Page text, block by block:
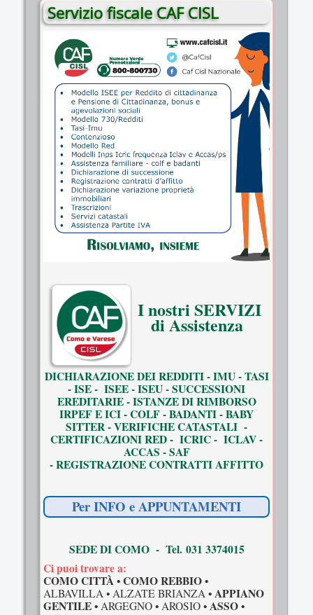
Servizio fiscale CAF CISL
I nostri SERVIZI
di Assistenza
DICHIARAZIONE DEI REDDITI - IMU - TASI
- ISE - ISEE - ISEU - SUCCESSIONI
EREDITARIE - ISTANZE DI RIMBORSO
IRPEF E ICI - COLF - BADANTI - BABY
SITTER - VERIFICHE CATASTALI -
CERTIFICAZIONI RED - ICRIC - ICLAV -
ACCAS - SAF
- REGISTRAZIONE CONTRATTI AFFITTO
Per INFO e APPUNTAMENTI
SEDE DI COMO - Tel. 031 3374015
Ci puoi trovare a:
COMO CITTÀ • COMO REBBIO •
ALBAVILLA • ALZATE BRIANZA • APPIANO
GENTILE • ARGEGNO • AROSIO • ASSO •